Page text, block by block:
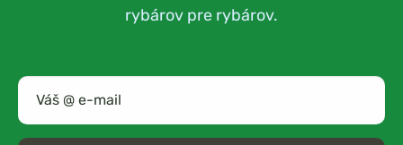
rybárov pre rybárov.